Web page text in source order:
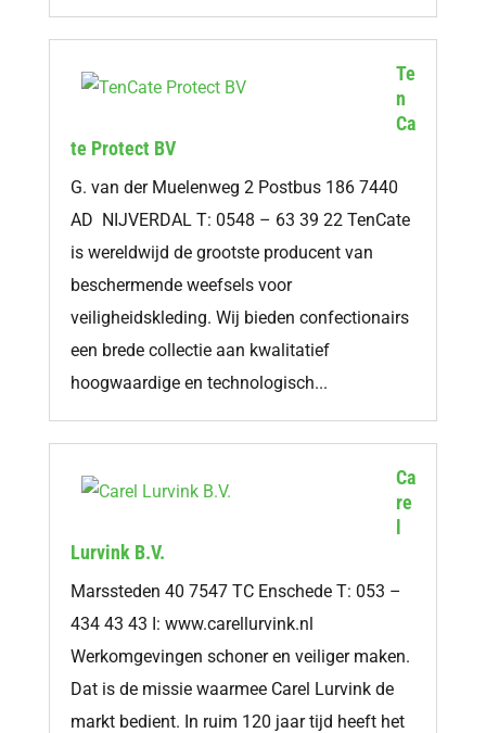
Te
n
Ca
te Protect BV
G. van der Muelenweg 2 Postbus 186 7440
AD NIJVERDAL T: 0548 – 63 39 22 TenCate
is wereldwijd de grootste producent van
beschermende weefsels voor
veiligheidskleding. Wij bieden confectionairs
een brede collectie aan kwalitatief
hoogwaardige en technologisch...
Ca
re
Lurvink B.V.
Marssteden 40 7547 TC Enschede T: 053 –
434 43 43 I: www.carellurvink.nl
Werkomgevingen schoner en veiliger maken.
Dat is de missie waarmee Carel Lurvink de
markt bedient. In ruim 120 jaar tijd heeft het